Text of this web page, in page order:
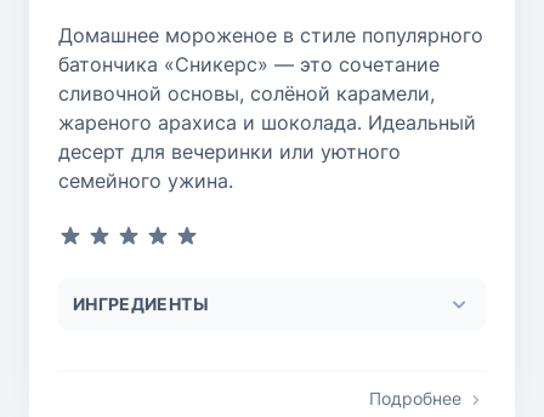
Домашнее мороженое в стиле популярного
батончика «Сникерс» — это сочетание
сливочной основы, солёной карамели,
жареного арахиса и шоколада. Идеальный
десерт для вечеринки или уютного
семейного ужина.
ИНГРЕДИЕНТЫ
Подробнее